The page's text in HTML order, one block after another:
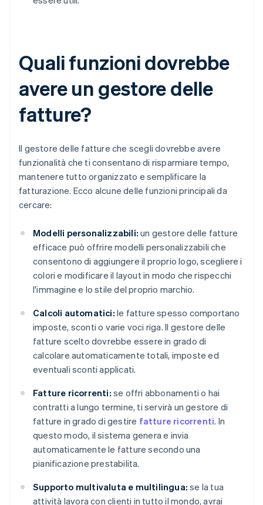
Quali funzioni dovrebbe
avere un gestore delle
fatture?
Il gestore delle fatture che scegli dovrebbe avere
funzionalità che ti consentano di risparmiare tempo,
mantenere tutto organizzato e semplificare la
fatturazione. Ecco alcune delle funzioni principali da
cercare:
Modelli personalizzabili: un gestore delle fatture
efficace può offrire modelli personalizzabili che
consentono di aggiungere il proprio logo, scegliere i
colori e modificare il layout in modo che rispecchi
l'immagine e lo stile del proprio marchio.
Calcoli automatici: le fatture spesso comportano
imposte, sconti o varie voci riga. Il gestore delle
fatture scelto dovrebbe essere in grado di
calcolare automaticamente totali, imposte ed
eventuali sconti applicati.
Fatture ricorrenti: se offri abbonamenti o hai
contratti a lungo termine, ti servirà un gestore di
fatture in grado di gestire fatture ricorrenti. In
questo modo, il sistema genera e invia
automaticamente le fatture secondo una
pianificazione prestabilita.
Supporto multivaluta e multilingua: se la tua
attività lavora con clienti in tutto il mondo, avrai